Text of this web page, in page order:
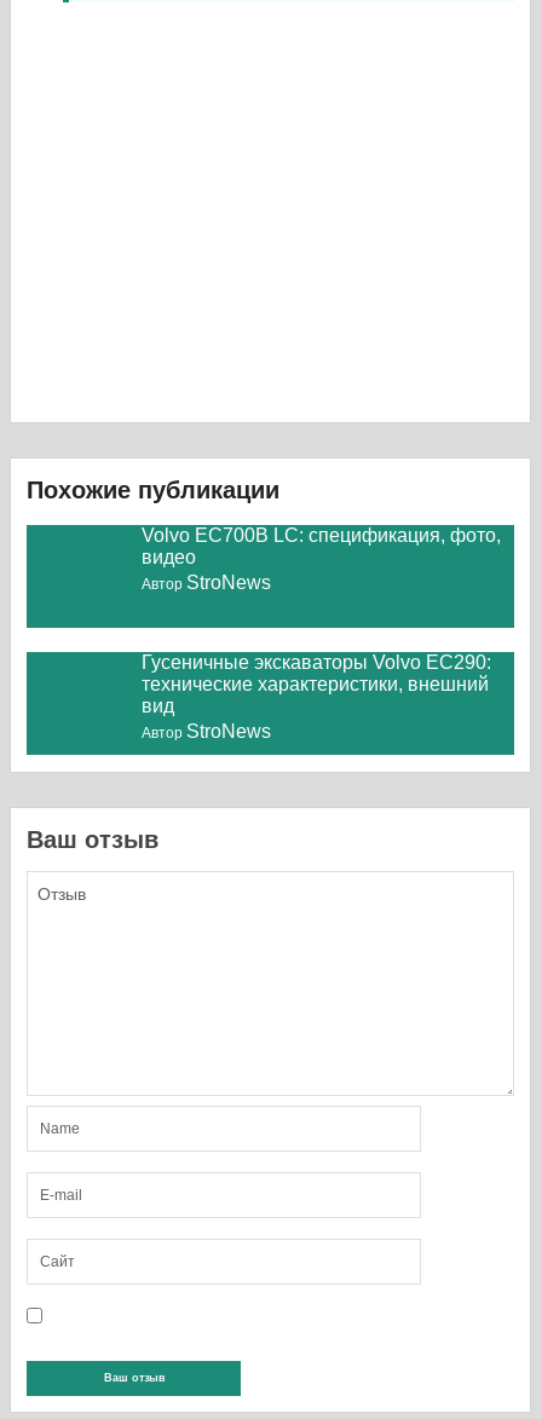
Похожие публикации
Volvo EC700B LC: спецификация, фото,
видео
Автор StroNews
Гусеничные экскаваторы Volvo EC290:
технические характеристики, внешний
вид
Автор StroNews
Ваш отзыв